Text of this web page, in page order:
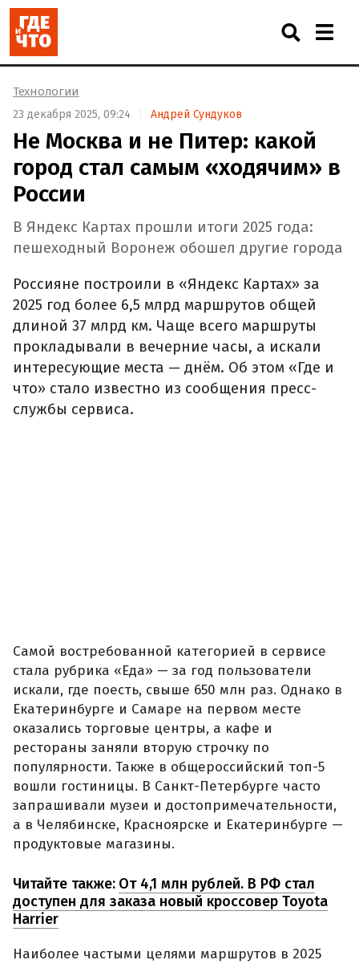
Технологии
23 декабря 2025, 09:24 Андрей Сундуков
Не Москва и не Питер: какой
город стал самым «ходячим» в
России
В Яндекс Картах прошли итоги 2025 года:
пешеходный Воронеж обошел другие города
Россияне построили в «Яндекс Картах» за
2025 год более 6,5 млрд маршрутов общей
длиной 37 млрд км. Чаще всего маршруты
прокладывали в вечерние часы, а искали
интересующие места — днём. Об этом «Где и
что» стало известно из сообщения пресс-
службы сервиса.
Самой востребованной категорией в сервисе
стала рубрика «Еда» — за год пользователи
искали, где поесть, свыше 650 млн раз. Однако в
Екатеринбурге и Самаре на первом месте
оказались торговые центры, а кафе и
рестораны заняли вторую строчку по
популярности. Также в общероссийский топ-5
вошли гостиницы. В Санкт-Петербурге часто
запрашивали музеи и достопримечательности,
а в Челябинске, Красноярске и Екатеринбурге —
продуктовые магазины.
Читайте также: От 4,1 млн рублей. В РФ стал
доступен для заказа новый кроссовер Toyota
Harrier
Наиболее частыми целями маршрутов в 2025